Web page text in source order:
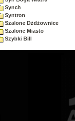
Synch
Syntron
Szalone Dżdżownice
Szalone Miasto
Szybki Bill